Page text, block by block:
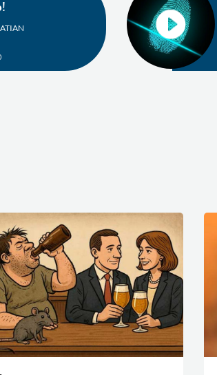
de la
durante el